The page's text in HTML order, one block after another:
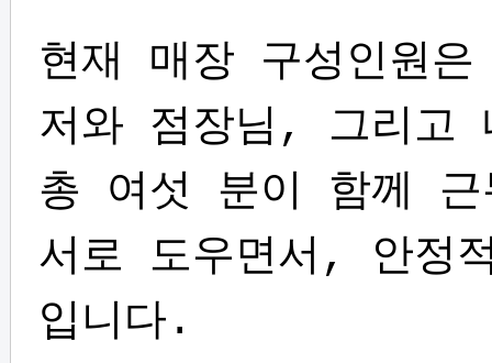
현재 매장 구성인원은
저와 점장님, 그리고
총 여섯 분이 함께 근
서로 도우면서, 안정
입니다.